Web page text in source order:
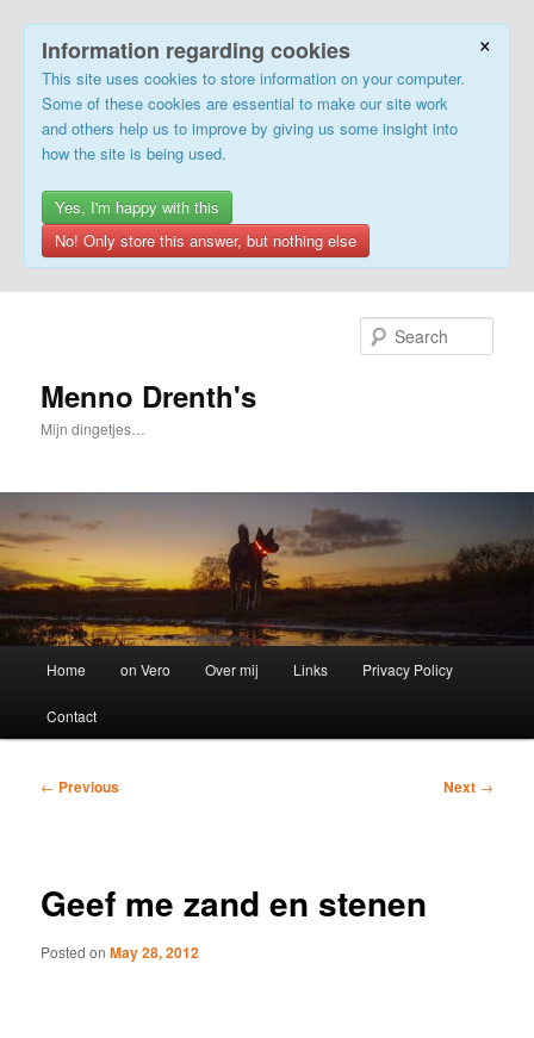
×
Information regarding cookies
This site uses cookies to store information on your computer.
Some of these cookies are essential to make our site work
and others help us to improve by giving us some insight into
how the site is being used.
Yes, I'm happy with this
No! Only store this answer, but nothing else
Menno Drenth's
Mijn dingetjes…
Home on Vero Over mij Links Privacy Policy
Contact
Post
← Previous Next →
Geef me zand en stenen
Posted onMay 28, 2012